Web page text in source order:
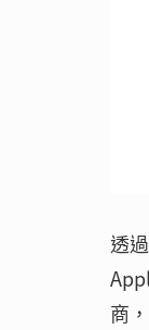
透
商